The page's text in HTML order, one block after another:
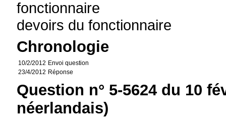
fonctionnaire
devoirs du fonctionnaire
Chronologie
10/2/2012 Envoi question
23/4/2012 Réponse
Question n° 5-5624 du 10
néerlandais)